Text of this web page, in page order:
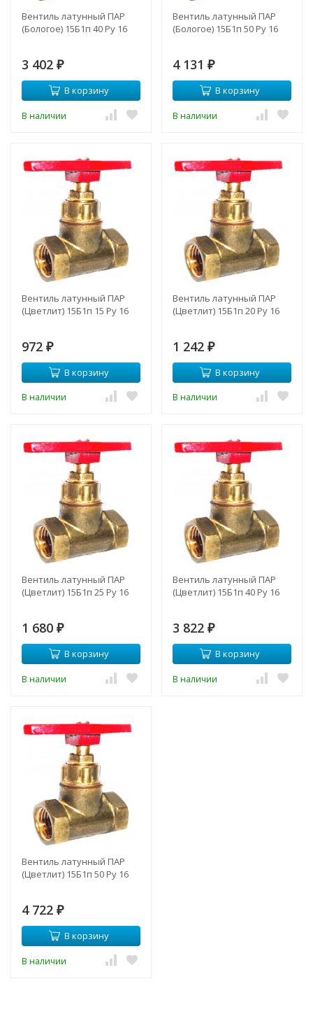
Вентиль латунный ПАР
(Бологое) 15Б1п 40 Ру 16
3 402 ₽
В корзину
В наличии
Вентиль латунный ПАР
(Бологое) 15Б1п 50 Ру 16
4 131 ₽
В корзину
В наличии
Вентиль латунный ПАР
(Цветлит) 15Б1п 15 Ру 16
972 ₽
В корзину
В наличии
Вентиль латунный ПАР
(Цветлит) 15Б1п 20 Ру 16
1 242 ₽
В корзину
В наличии
Вентиль латунный ПАР
(Цветлит) 15Б1п 25 Ру 16
1 680 ₽
В корзину
В наличии
Вентиль латунный ПАР
(Цветлит) 15Б1п 40 Ру 16
3 822 ₽
В корзину
В наличии
Вентиль латунный ПАР
(Цветлит) 15Б1п 50 Ру 16
4 722 ₽
В корзину
В наличии